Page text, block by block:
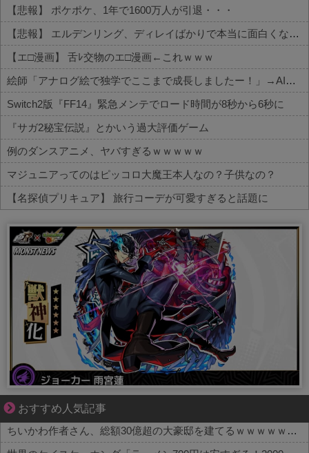
【悲報】 ポケポケ、1年で1600万人が引退・・・
【悲報】 エルデンリング、ディレイばかりで本当に面白くないこのゲーム←賛同の声が多数…
【エ□漫画】 舌ﾚ交物のエ□漫画←これｗｗｗ
絵師「アナログ絵で独学でここまで成長しましたー！」→AIイラストだろと批判殺到→絵師「本日をもちまして全てを終えようと思います」→しかし・・・
Switch2版『FF14』緊急メンテでロード時間が8秒から6秒に
『サガ2秘宝伝説』とかいう過大評価ゲーム
例のダンスアニメ、ヤバすぎるｗｗｗｗｗ
マジュニアってのはピッコロ大魔王本人なの？子供なの？
【名探偵プリキュア】 旅行コーデが可愛すぎると話題に
Powered by livedoor 相互RSS
おすすめ人気記事
妻との生活が、夫をうつへ追い込んだ現実
ちいかわ作者さん、総額30億超の大豪邸を建てるｗｗｗｗｗｗｗｗｗｗｗｗｗｗｗｗｗｗｗ